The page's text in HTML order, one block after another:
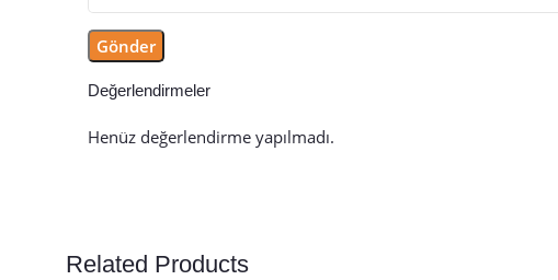
Değerlendirmeler
Henüz değerlendirme yapılmadı.
Related Products